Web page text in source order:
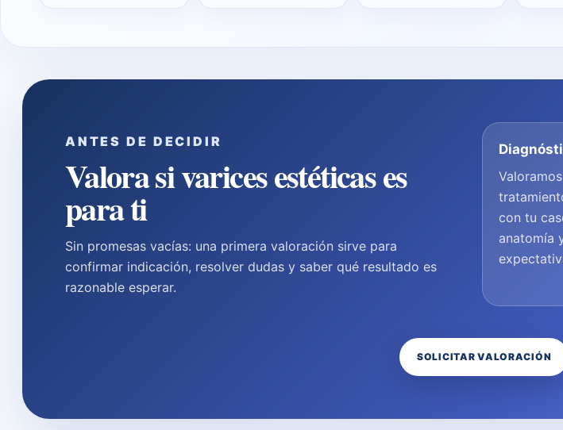
ANTES DE DECIDIR
Valora si varices estéticas es
para ti
Sin promesas vacías: una primera valoración sirve para
confirmar indicación, resolver dudas y saber qué resultado es
razonable esperar.
con tu
anatomía
SOLICITAR VALORACIÓN